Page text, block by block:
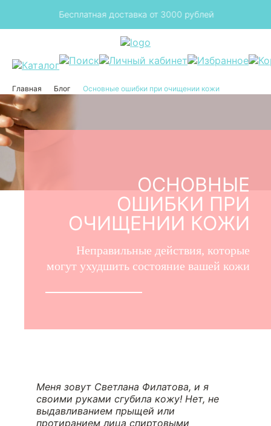
Бесплатная доставка от 3000 рублей
Главная Блог Основные ошибки при очищении кожи
ОСНОВНЫЕ
ОШИБКИ ПРИ
ОЧИЩЕНИИ КОЖИ
Неправильные действия, которые
могут ухудшить состояние вашей кожи
Меня зовут Светлана Филатова, и я
своими руками сгубила кожу! Нет, не
выдавливанием прыщей или
протиранием лица спиртовыми